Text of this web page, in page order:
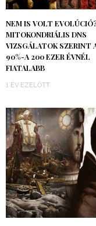
NEM IS VOLT
MITOKONDRIÁLIS DNS
VIZSGÁLATOK SZERINT
90%-A 200 EZER ÉVNÉL
FIATALABB
1 ÉV EZELŐTT